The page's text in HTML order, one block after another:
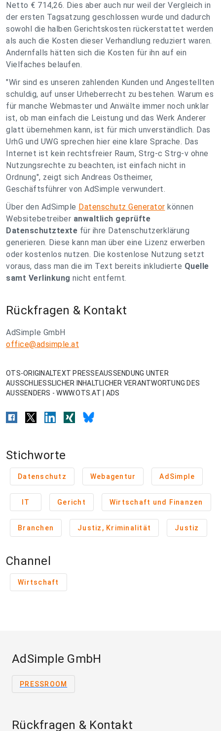
Netto € 714,26. Dies aber auch nur weil der Vergleich in
der ersten Tagsatzung geschlossen wurde und dadurch
sowohl die halben Gerichtskosten rückerstattet werden
als auch die Kosten dieser Verhandlung reduziert waren.
Andernfalls hätten sich die Kosten für ihn auf ein
Vielfaches belaufen.
"Wir sind es unseren zahlenden Kunden und Angestellten
schuldig, auf unser Urheberrecht zu bestehen. Warum es
für manche Webmaster und Anwälte immer noch unklar
ist, ob man einfach die Leistung und das Werk Anderer
glatt übernehmen kann, ist für mich unverständlich. Das
UrhG und UWG sprechen hier eine klare Sprache. Das
Internet ist kein rechtsfreier Raum, Strg-c Strg-v ohne
Nutzungsrechte zu beachten, ist einfach nicht in
Ordnung", zeigt sich Andreas Ostheimer,
Geschäftsführer von AdSimple verwundert.
Über den AdSimple Datenschutz Generator können
Websitebetreiber anwaltlich geprüfte
Datenschutztexte für ihre Datenschutzerklärung
generieren. Diese kann man über eine Lizenz erwerben
oder kostenlos nutzen. Die kostenlose Nutzung setzt
voraus, dass man die im Text bereits inkludierte Quelle
samt Verlinkung nicht entfernt.
Rückfragen & Kontakt
AdSimple GmbH
office@adsimple.at
OTS-ORIGINALTEXT PRESSEAUSSENDUNG UNTER
AUSSCHLIESSLICHER INHALTLICHER VERANTWORTUNG DES
AUSSENDERS - WWW.OTS.AT | ADS
Stichworte
Datenschutz Webagentur AdSimple
IT Gericht Wirtschaft und Finanzen
Branchen Justiz, Kriminalität Justiz
Channel
Wirtschaft
AdSimple GmbH
PRESSROOM
Rückfragen & Kontakt